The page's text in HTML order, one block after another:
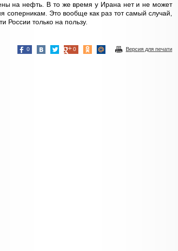
на нефть. В то же время у Ирана нет и не может
соперникам. Это вообще как раз тот самый случай,
России только на пользу.
Версия для печати
0
0